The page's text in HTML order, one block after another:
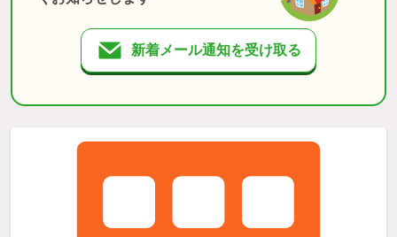
新着メール通知を受け取る